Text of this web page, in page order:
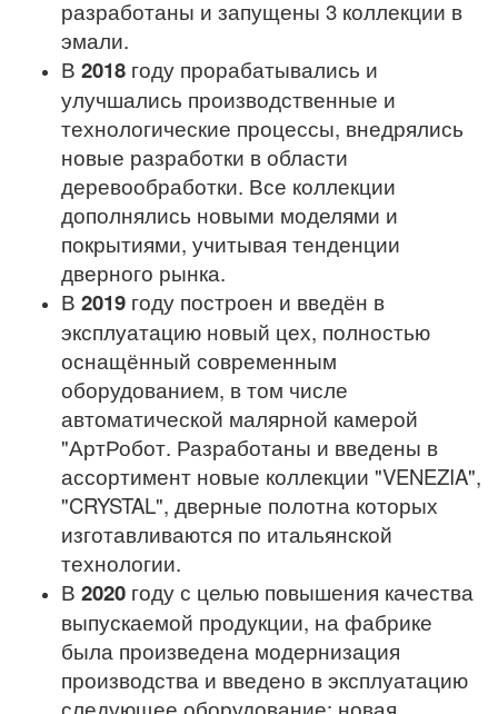
разработаны и запущены 3 коллекции в
эмали.
В 2018 году прорабатывались и
улучшались производственные и
технологические процессы, внедрялись
новые разработки в области
деревообработки. Все коллекции
дополнялись новыми моделями и
покрытиями, учитывая тенденции
дверного рынка.
В 2019 году построен и введён в
эксплуатацию новый цех, полностью
оснащённый современным
оборудованием, в том числе
автоматической малярной камерой
"АртРобот. Разработаны и введены в
ассортимент новые коллекции "VENEZIA",
"CRYSTAL", дверные полотна которых
изготавливаются по итальянской
технологии.
В 2020 году с целью повышения качества
выпускаемой продукции, на фабрике
была произведена модернизация
производства и введено в эксплуатацию